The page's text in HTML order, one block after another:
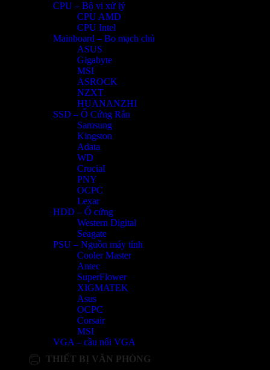
CPU – Bộ vi xử lý
CPU AMD
CPU Intel
Mainboard – Bo mạch chủ
ASUS
Gigabyte
MSI
ASROCK
NZXT
HUANANZHI
SSD – Ổ Cứng Rắn
Samsung
Kingston
Adata
WD
Crucial
PNY
OCPC
Lexar
HDD – Ổ cứng
Western Digital
Seagate
PSU – Nguồn máy tính
Cooler Master
Antec
SuperFlower
XIGMATEK
Asus
OCPC
Corsair
MSI
VGA – cầu nối VGA
THIẾT BỊ VĂN PHÒNG